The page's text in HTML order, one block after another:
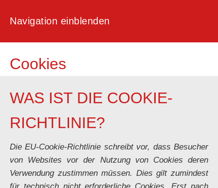
Navigation einblenden
Cookies
WAS IST DIE COOKIE-
RICHTLINIE?
Die EU-Cookie-Richtlinie schreibt vor, dass Besucher
von Websites vor der Nutzung von Cookies deren
Verwendung zustimmen müssen. Dies gilt zumindest